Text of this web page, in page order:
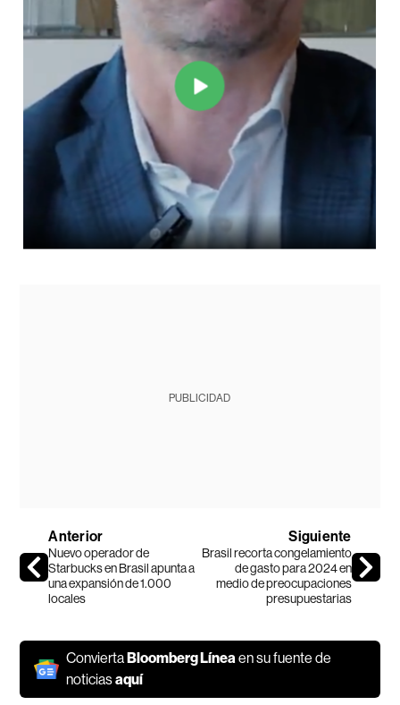
PUBLICIDAD
Anterior
Nuevo operador de
Starbucks en Brasil apunta a
una expansión de 1.000
locales
Siguiente
Brasil recorta congelamiento
de gasto para 2024 en
medio de preocupaciones
presupuestarias
ConviertaBloomberg Líneaen su fuente de
noticiasaquí